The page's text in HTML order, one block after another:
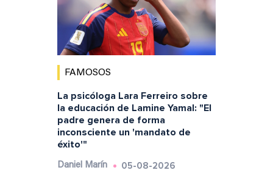
FAMOSOS
La psicóloga Lara Ferreiro sobre
la educación de Lamine Yamal: "El
padre genera de forma
inconsciente un 'mandato de
éxito'"
Daniel Marín 05-08-2026